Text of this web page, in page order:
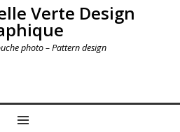
Verte Design
photo – Pattern design
MENU